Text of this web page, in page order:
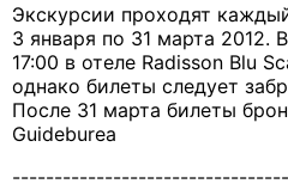
Экскурсии проходят
3 января по 31 марта 2012.
17:00 в отеле Radisson Blu
однако билеты следует
После 31 марта билеты
Guideburea